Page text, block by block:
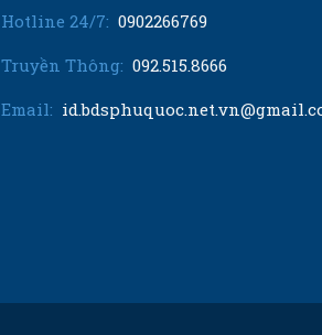
Hotline 24/7: 0902266769
Truyền Thông: 092.515.8666
Email: